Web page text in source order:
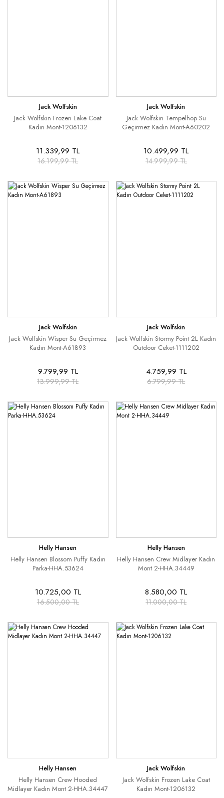
Jack Wolfskin
Jack Wolfskin Frozen Lake Coat
Kadın Mont-1206132
11.339,99 TL
16.199,99 TL
Jack Wolfskin
Jack Wolfskin Tempelhop Su
Geçirmez Kadın Mont-A60202
10.499,99 TL
14.999,99 TL
Jack Wolfskin
Jack Wolfskin Wisper Su Geçirmez
Kadın Mont-A61893
9.799,99 TL
13.999,99 TL
Jack Wolfskin
Jack Wolfskin Stormy Point 2L Kadın
Outdoor Ceket-1111202
4.759,99 TL
6.799,99 TL
Helly Hansen
Helly Hansen Blossom Puffy Kadın
Parka-HHA.53624
10.725,00 TL
16.500,00 TL
Helly Hansen
Helly Hansen Crew Midlayer Kadın
Mont 2-HHA.34449
8.580,00 TL
11.000,00 TL
Helly Hansen
Helly Hansen Crew Hooded
Midlayer Kadın Mont 2-HHA.34447
Jack Wolfskin
Jack Wolfskin Frozen Lake Coat
Kadın Mont-1206132